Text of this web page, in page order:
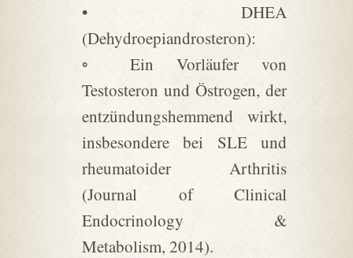
• DHEA
(Dehydroepiandrosteron):
◦ Ein Vorläufer von
Testosteron und Östrogen, der
entzündungshemmend wirkt,
insbesondere bei SLE und
rheumatoider Arthritis
(Journal of Clinical
Endocrinology &
Metabolism, 2014).